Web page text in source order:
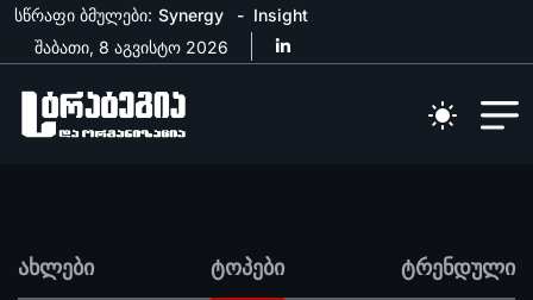
სწრაფი ბმულები: Synergy
Insight
შაბათი, 8 აგვისტო 2026
ახლები ტოპები ტრენდული